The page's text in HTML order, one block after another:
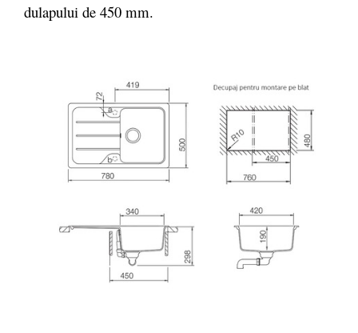
dulapului de 450 mm.